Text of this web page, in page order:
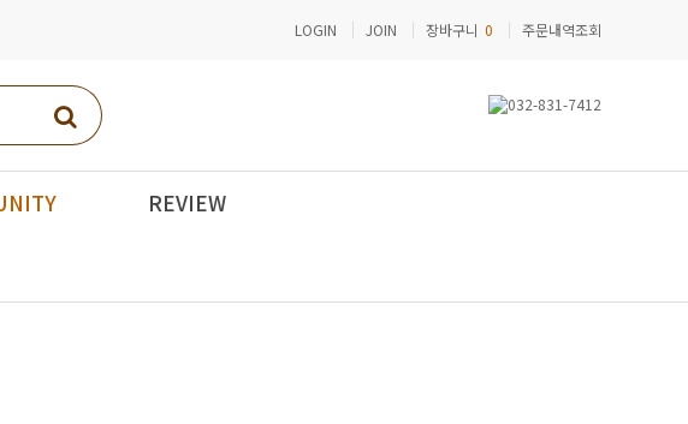
주문내역조회
장바구니 0
JOIN
LOGIN
REVIEW